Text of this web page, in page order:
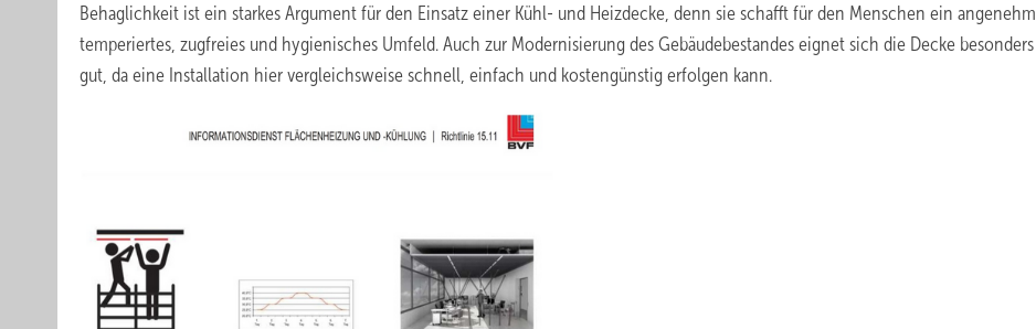
Behaglichkeit ist ein starkes Argument für den Einsatz einer Kühl- und Heizdecke, denn sie schafft für den Menschen ein angenehm
temperiertes, zugfreies und hygienisches Umfeld. Auch zur Modernisierung des Gebäudebestandes eignet sich die Decke besonders
gut, da eine Installation hier vergleichsweise schnell, einfach und kostengünstig erfolgen kann.